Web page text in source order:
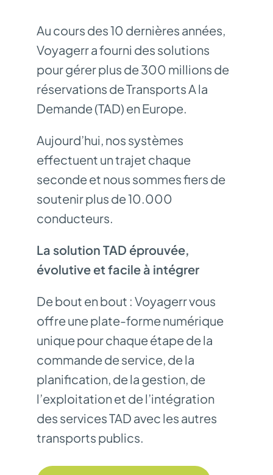
Au cours des 10 dernières années,
Voyagerr a fourni des solutions
pour gérer plus de 300 millions de
réservations de Transports A la
Demande (TAD) en Europe.
Aujourd’hui, nos systèmes
effectuent un trajet chaque
seconde et nous sommes fiers de
soutenir plus de 10.000
conducteurs.
La solution TAD éprouvée,
évolutive et facile à intégrer
De bout en bout : Voyagerr vous
offre une plate-forme numérique
unique pour chaque étape de la
commande de service, de la
planification, de la gestion, de
l’exploitation et de l’intégration
des services TAD avec les autres
transports publics.